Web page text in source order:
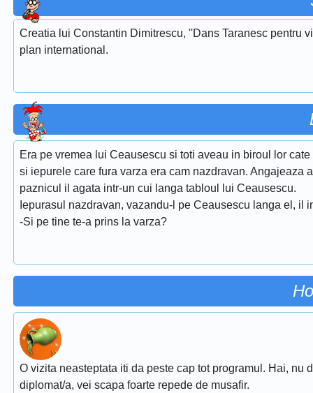
Creatia lui Constantin Dimitrescu, ''Dans Taranesc pentru
plan international.
Era pe vremea lui Ceausescu si toti aveau in biroul lor
si iepurele care fura varza era cam nazdravan.
paznicul il agata intr-un cui langa tabloul lui Ceausescu.
Iepurasul nazdravan, vazandu-l pe Ceausescu langa el, il
-Si pe tine te-a prins la varza?
O vizita neasteptata iti da peste cap tot programul. Hai,
diplomat/a, vei scapa foarte repede de musafir.